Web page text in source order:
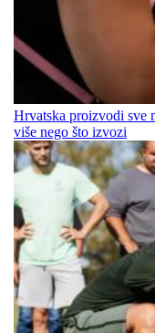
Hrvatska proizvodi sve
više nego što izvozi